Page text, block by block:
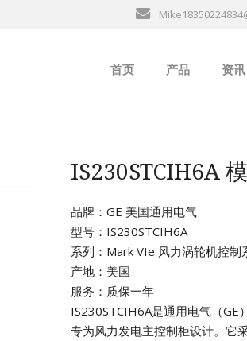
首页 产品
EMERSON
AMAT
资讯
IS230STCIH6A
品牌：GE 美国通用电气
型号：IS230STCIH6A
系列：Mark VIe 风力涡轮机控制
产地：美国
服务：质保一年
IS230STCIH6A是通用电气（GE
专为风力发电主控制柜设计。它